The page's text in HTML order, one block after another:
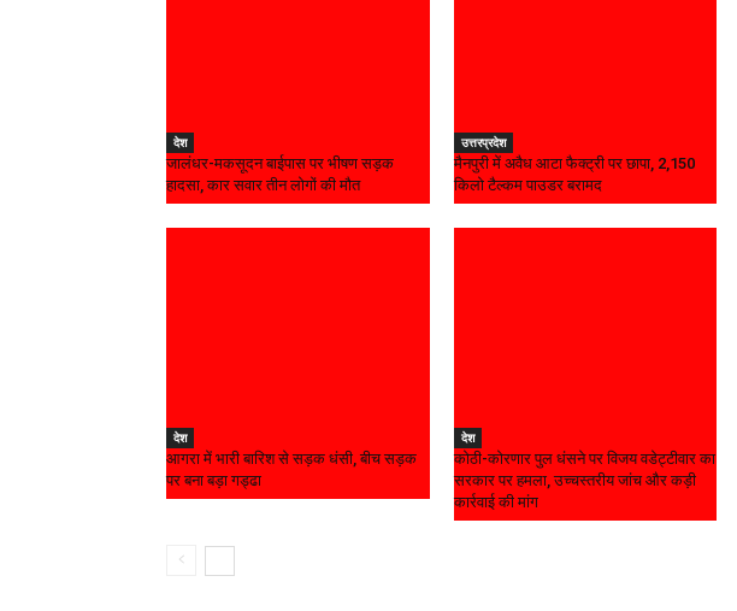
देश
जालंधर-मकसूदन बाईपास पर भीषण सड़क
हादसा, कार सवार तीन लोगों की मौत
उत्तरप्रदेश
मैनपुरी में अवैध आटा फैक्ट्री पर छापा, 2,150
किलो टैल्कम पाउडर बरामद
देश
आगरा में भारी बारिश से सड़क धंसी, बीच सड़क
पर बना बड़ा गड्ढा
देश
कोठी-कोरणार पुल धंसने पर विजय वडेट्टीवार का
सरकार पर हमला, उच्चस्तरीय जांच और कड़ी
कार्रवाई की मांग